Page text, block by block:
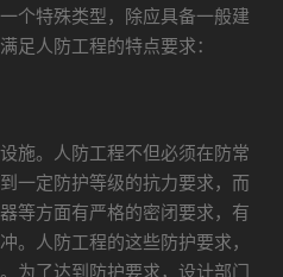
个特殊类型，除应具备一般建
足人防工程的特点要求：
施。人防工程不但必须在防常
一定防护等级的抗力要求，而
等方面有严格的密闭要求，有
。人防工程的这些防护要求，
为了达到防护要求，设计部门